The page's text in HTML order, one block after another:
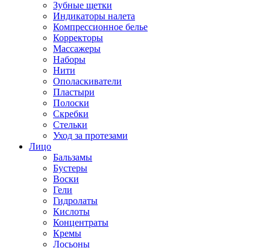
Зубные щетки
Индикаторы налета
Компрессионное белье
Корректоры
Массажеры
Наборы
Нити
Ополаскиватели
Пластыри
Полоски
Скребки
Стельки
Уход за протезами
Лицо
Бальзамы
Бустеры
Воски
Гели
Гидролаты
Кислоты
Концентраты
Кремы
Лосьоны